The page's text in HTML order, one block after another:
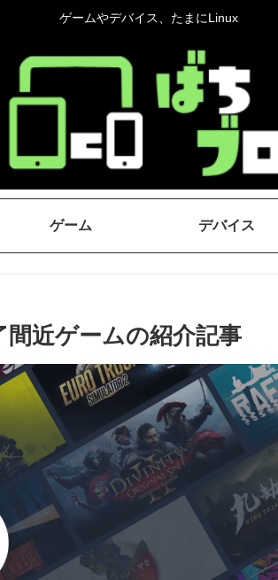
ゲームやデバイス、たまにLinux
ゲーム デバイス
間近ゲームの紹介記事